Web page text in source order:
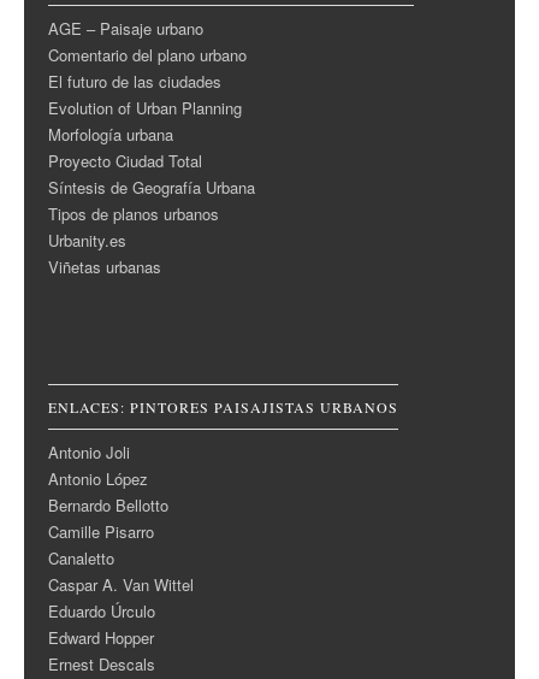
AGE – Paisaje urbano
Comentario del plano urbano
El futuro de las ciudades
Evolution of Urban Planning
Morfología urbana
Proyecto Ciudad Total
Síntesis de Geografía Urbana
Tipos de planos urbanos
Urbanity.es
Viñetas urbanas
ENLACES: PINTORES PAISAJISTAS URBANOS
Antonio Joli
Antonio López
Bernardo Bellotto
Camille Pisarro
Canaletto
Caspar A. Van Wittel
Eduardo Úrculo
Edward Hopper
Ernest Descals